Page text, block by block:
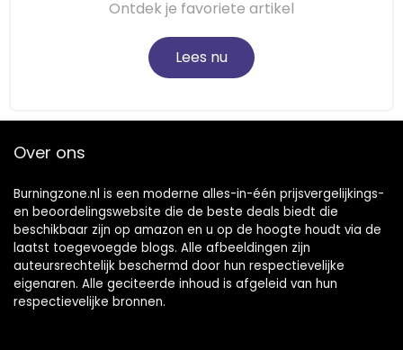
Ontdek je favoriete artikel
Lees nu
Over ons
Burningzone.nl is een moderne alles-in-één prijsvergelijkings-
en beoordelingswebsite die de beste deals biedt die
beschikbaar zijn op amazon en u op de hoogte houdt via de
laatst toegevoegde blogs. Alle afbeeldingen zijn
auteursrechtelijk beschermd door hun respectievelijke
eigenaren. Alle geciteerde inhoud is afgeleid van hun
respectievelijke bronnen.